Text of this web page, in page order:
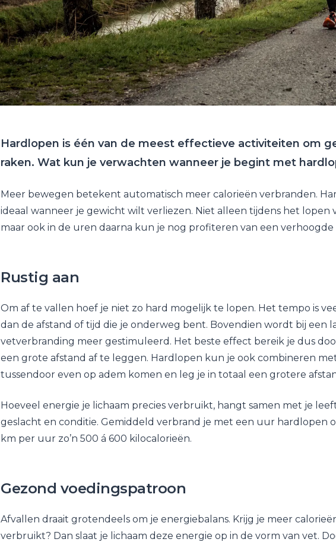
Hardlopen is één van de meest effectieve activiteiten om
raken. Wat kun je verwachten wanneer je begint met
Meer bewegen betekent automatisch meer calorieën verbranden.
ideaal wanneer je gewicht wilt verliezen. Niet alleen tijdens het lopen
maar ook in de uren daarna kun je nog profiteren van een
Rustig aan
Om af te vallen hoef je niet zo hard mogelijk te lopen. Het tempo is
dan de afstand of tijd die je onderweg bent. Bovendien wordt bij een
vetverbranding meer gestimuleerd. Het beste effect bereik je dus
een grote afstand af te leggen. Hardlopen kun je ook combineren
tussendoor even op adem komen en leg je in totaal een grotere
Hoeveel energie je lichaam precies verbruikt, hangt samen met je
geslacht en conditie. Gemiddeld verbrand je met een uur hardlopen
km per uur zo’n 500 á 600 kilocalorieën.
Gezond voedingspatroon
Afvallen draait grotendeels om je energiebalans. Krijg je meer
verbruikt? Dan slaat je lichaam deze energie op in de vorm van vet.